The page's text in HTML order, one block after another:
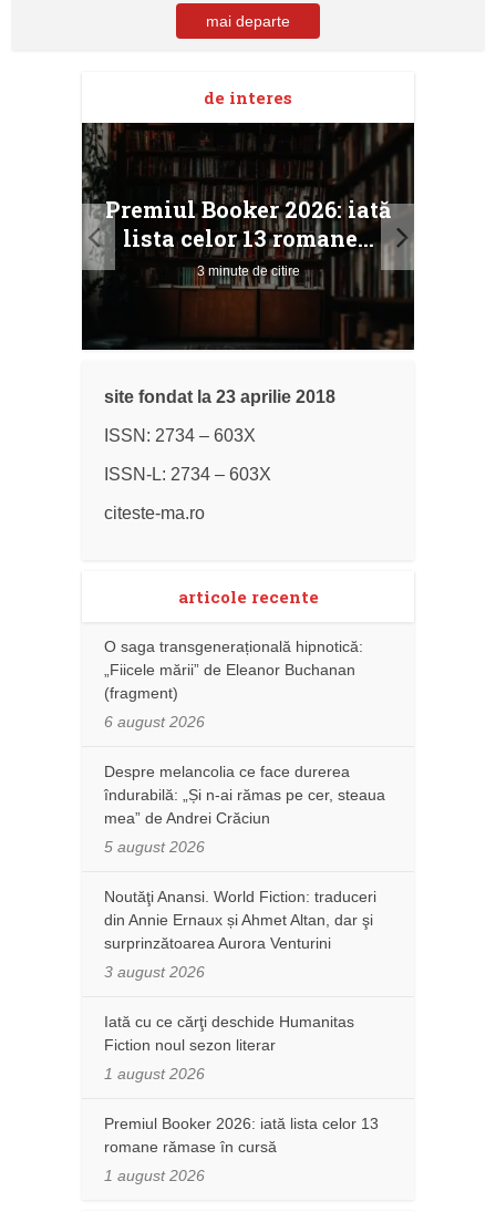
mai departe
de interes
Premiul Booker 2026: iată
lista celor 13 romane...
3 minute de citire
site fondat la 23 aprilie 2018
ISSN: 2734 – 603X
ISSN-L: 2734 – 603X
citeste-ma.ro
articole recente
O saga transgenerațională hipnotică:
„Fiicele mării” de Eleanor Buchanan
(fragment)
6 august 2026
Despre melancolia ce face durerea
îndurabilă: „Și n-ai rămas pe cer, steaua
mea” de Andrei Crăciun
5 august 2026
Noutăţi Anansi. World Fiction: traduceri
din Annie Ernaux și Ahmet Altan, dar şi
surprinzătoarea Aurora Venturini
3 august 2026
Iată cu ce cărţi deschide Humanitas
Fiction noul sezon literar
1 august 2026
Premiul Booker 2026: iată lista celor 13
romane rămase în cursă
1 august 2026